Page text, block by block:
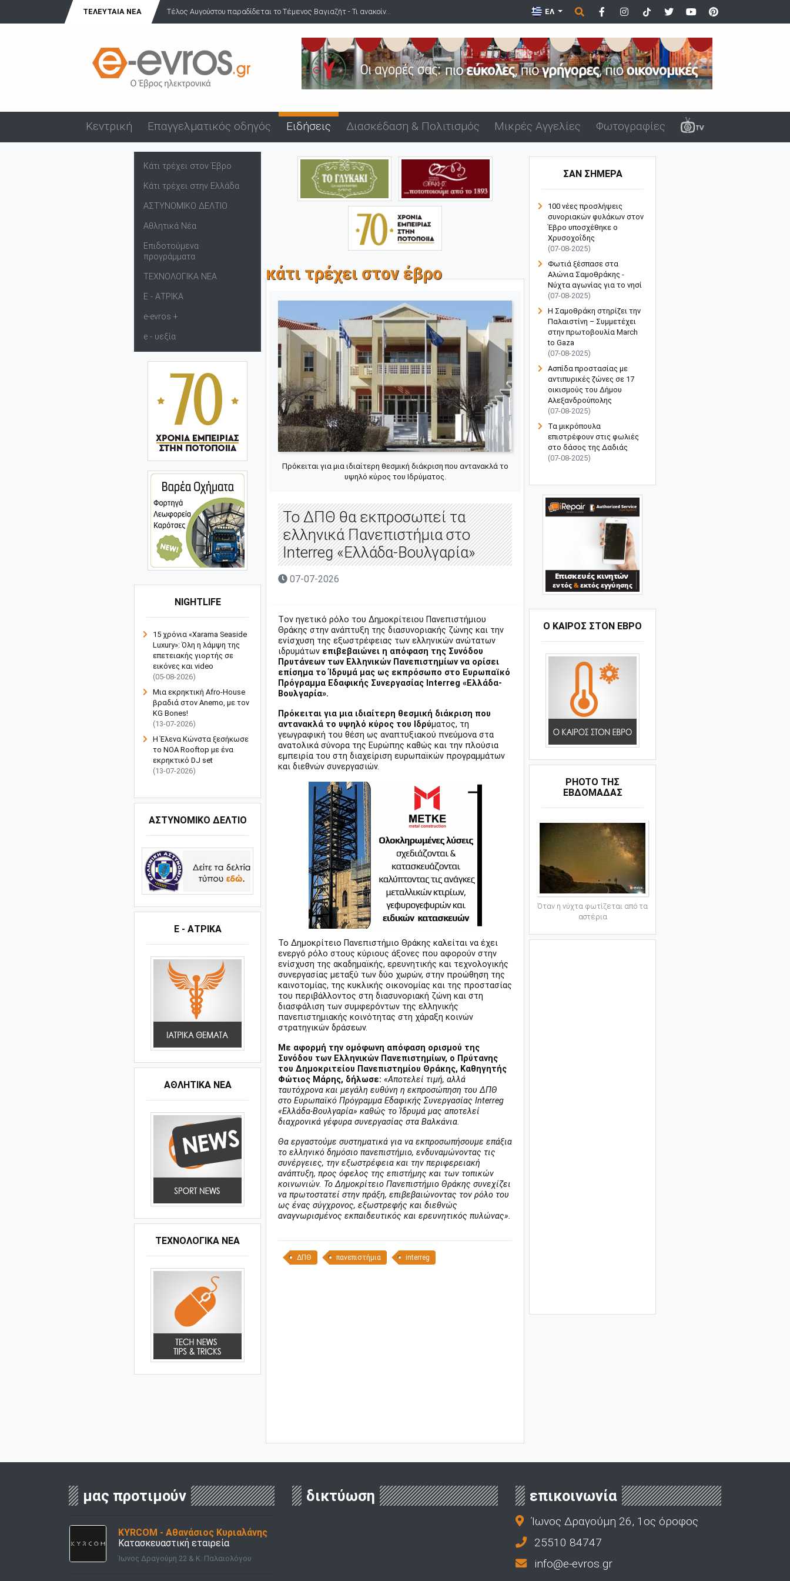
ΤΕΛΕΥΤΑΊΑ ΝΈΑ Τέλος Αυγούστου παραδίδεται το Τέμενος Βαγιαζήτ - Τι ανακοίν... ΕΛ
Κεντρική Επαγγελματικός οδηγός Ειδήσεις Διασκέδαση & Πολιτισμός Μικρές Αγγελίες Φωτογραφίες
Κάτι τρέχει στον Έβρο
Κάτι τρέχει στην Ελλάδα
ΑΣΤΥΝΟΜΙΚΟ ΔΕΛΤΙΟ
Αθλητικά Νέα
Επιδοτούμενα
προγράμματα
ΤΕΧΝΟΛΟΓΙΚΑ ΝΕΑ
Ε - ΑΤΡΙΚΑ
e-evros +
e - υεξία
NIGHTLIFE
15 χρόνια «Xarama Seaside
Luxury»: Όλη η λάμψη της
επετειακής γιορτής σε
εικόνες και video
(05-08-2026)
Μια εκρηκτική Afro-House
βραδιά στον Anemo, με τον
KG Bones!
(13-07-2026)
Η Έλενα Κώνστα ξεσήκωσε
το NOA Rooftop με ένα
εκρηκτικό DJ set
(13-07-2026)
ΑΣΤΥΝΟΜΙΚΟ ΔΕΛΤΙΟ
Ε - ΑΤΡΙΚΑ
ΑΘΛΗΤΙΚΆ ΝΈΑ
ΤΕΧΝΟΛΟΓΙΚΑ ΝΕΑ
κάτι τρέχει στον έβρο
Πρόκειται για μια ιδιαίτερη θεσμική διάκριση που αντανακλά το
υψηλό κύρος του Ιδρύματος.
Το ΔΠΘ θα εκπροσωπεί τα
ελληνικά Πανεπιστήμια στο
Interreg «Ελλάδα-Βουλγαρία»
07-07-2026
Tον ηγετικό ρόλο του Δημοκρίτειου Πανεπιστήμιου
Θράκης στην ανάπτυξη της διασυνοριακής ζώνης και την
ενίσχυση της εξωστρέφειας των ελληνικών ανώτατων
ιδρυμάτων επιβεβαιώνει η απόφαση της Συνόδου
Πρυτάνεων των Ελληνικών Πανεπιστημίων να ορίσει
επίσημα το Ίδρυμά μας ως εκπρόσωπο στο Ευρωπαϊκό
Πρόγραμμα Εδαφικής Συνεργασίας Interreg «Ελλάδα-
Βουλγαρία».
Πρόκειται για μια ιδιαίτερη θεσμική διάκριση που
αντανακλά το υψηλό κύρος του Ιδρύματος, τη
γεωγραφική του θέση ως αναπτυξιακού πνεύμονα στα
ανατολικά σύνορα της Ευρώπης καθώς και την πλούσια
εμπειρία του στη διαχείριση ευρωπαϊκών προγραμμάτων
και διεθνών συνεργασιών.
Το Δημοκρίτειο Πανεπιστήμιο Θράκης καλείται να έχει
ενεργό ρόλο στους κύριους άξονες που αφορούν στην
ενίσχυση της ακαδημαϊκής, ερευνητικής και τεχνολογικής
συνεργασίας μεταξύ των δύο χωρών, στην προώθηση της
καινοτομίας, της κυκλικής οικονομίας και της προστασίας
του περιβάλλοντος στη διασυνοριακή ζώνη και στη
διασφάλιση των συμφερόντων της ελληνικής
πανεπιστημιακής κοινότητας στη χάραξη κοινών
στρατηγικών δράσεων.
Με αφορμή την ομόφωνη απόφαση ορισμού της
Συνόδου των Ελληνικών Πανεπιστημίων, ο Πρύτανης
του Δημοκριτείου Πανεπιστημίου Θράκης, Καθηγητής
Φώτιος Μάρης, δήλωσε: «Αποτελεί τιμή, αλλά
ταυτόχρονα και μεγάλη ευθύνη η εκπροσώπηση του ΔΠΘ
στο Ευρωπαϊκό Πρόγραμμα Εδαφικής Συνεργασίας Interreg
«Ελλάδα-Βουλγαρία» καθώς το Ίδρυμά μας αποτελεί
διαχρονικά γέφυρα συνεργασίας στα Βαλκάνια.
Θα εργαστούμε συστηματικά για να εκπροσωπήσουμε επάξια
το ελληνικό δημόσιο πανεπιστήμιο, ενδυναμώνοντας τις
συνέργειες, την εξωστρέφεια και την περιφερειακή
ανάπτυξη, προς όφελος της επιστήμης και των τοπικών
κοινωνιών. Το Δημοκρίτειο Πανεπιστήμιο Θράκης συνεχίζει
να πρωτοστατεί στην πράξη, επιβεβαιώνοντας τον ρόλο του
ως ένας σύγχρονος, εξωστρεφής και διεθνώς
αναγνωρισμένος εκπαιδευτικός και ερευνητικός πυλώνας».
ΔΠΘ πανεπιστήμια interreg
ΣΑΝ ΣΗΜΕΡΑ
100 νέες προσλήψεις
συνοριακών φυλάκων στον
Έβρο υποσχέθηκε ο
Χρυσοχοΐδης
(07-08-2025)
Φωτιά ξέσπασε στα
Αλώνια Σαμοθράκης -
Νύχτα αγωνίας για το νησί
(07-08-2025)
Η Σαμοθράκη στηρίζει την
Παλαιστίνη – Συμμετέχει
στην πρωτοβουλία March
to Gaza
(07-08-2025)
Ασπίδα προστασίας με
αντιπυρικές ζώνες σε 17
οικισμούς του Δήμου
Αλεξανδρούπολης
(07-08-2025)
Τα μικρόπουλα
επιστρέφουν στις φωλιές
στο δάσος της Δαδιάς
(07-08-2025)
Ο ΚΑΙΡΟΣ ΣΤΟΝ ΕΒΡΟ
PHOTO ΤΗΣ
ΕΒΔΟΜΑΔΑΣ
Όταν η νύχτα φωτίζεται από τα
αστέρια
μας προτιμούν
KYRCOM - Αθανάσιος Κυριαλάνης
Κατασκευαστική εταιρεία
Ίωνος Δραγούμη 22 & Κ. Παλαιολόγου
δικτύωση επικοινωνία
Ίωνος Δραγούμη 26, 1ος όροφος
25510 84747
info@e-evros.gr